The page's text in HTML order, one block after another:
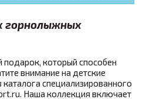
горнолыжных
подарок, который способен
внимание на детские
специализированного
Наша коллекция включает